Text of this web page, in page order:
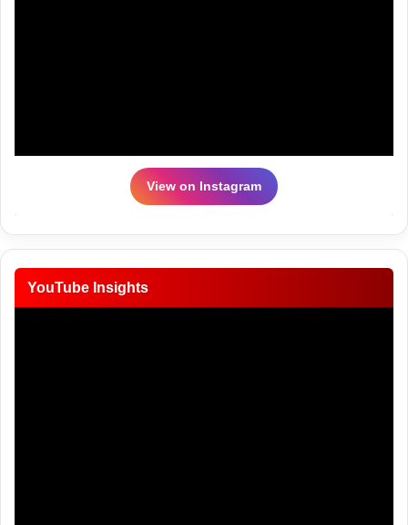
View on Instagram
YouTube Insights